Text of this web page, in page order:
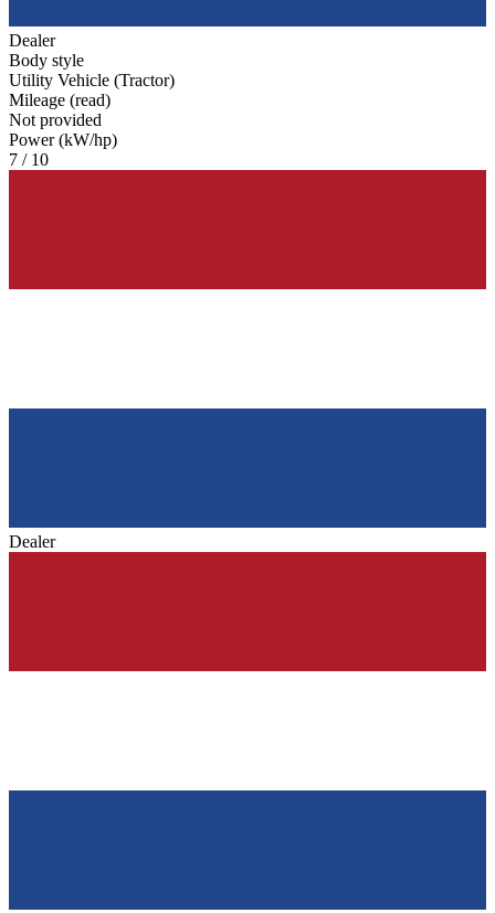
Dealer
Body style
Utility Vehicle (Tractor)
Mileage (read)
Not provided
Power (kW/hp)
7 / 10
Dealer